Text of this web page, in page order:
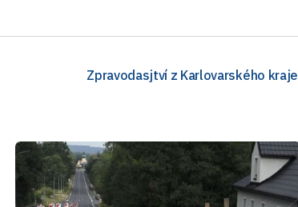
Zpravodasjtví z Karlovarského kraje